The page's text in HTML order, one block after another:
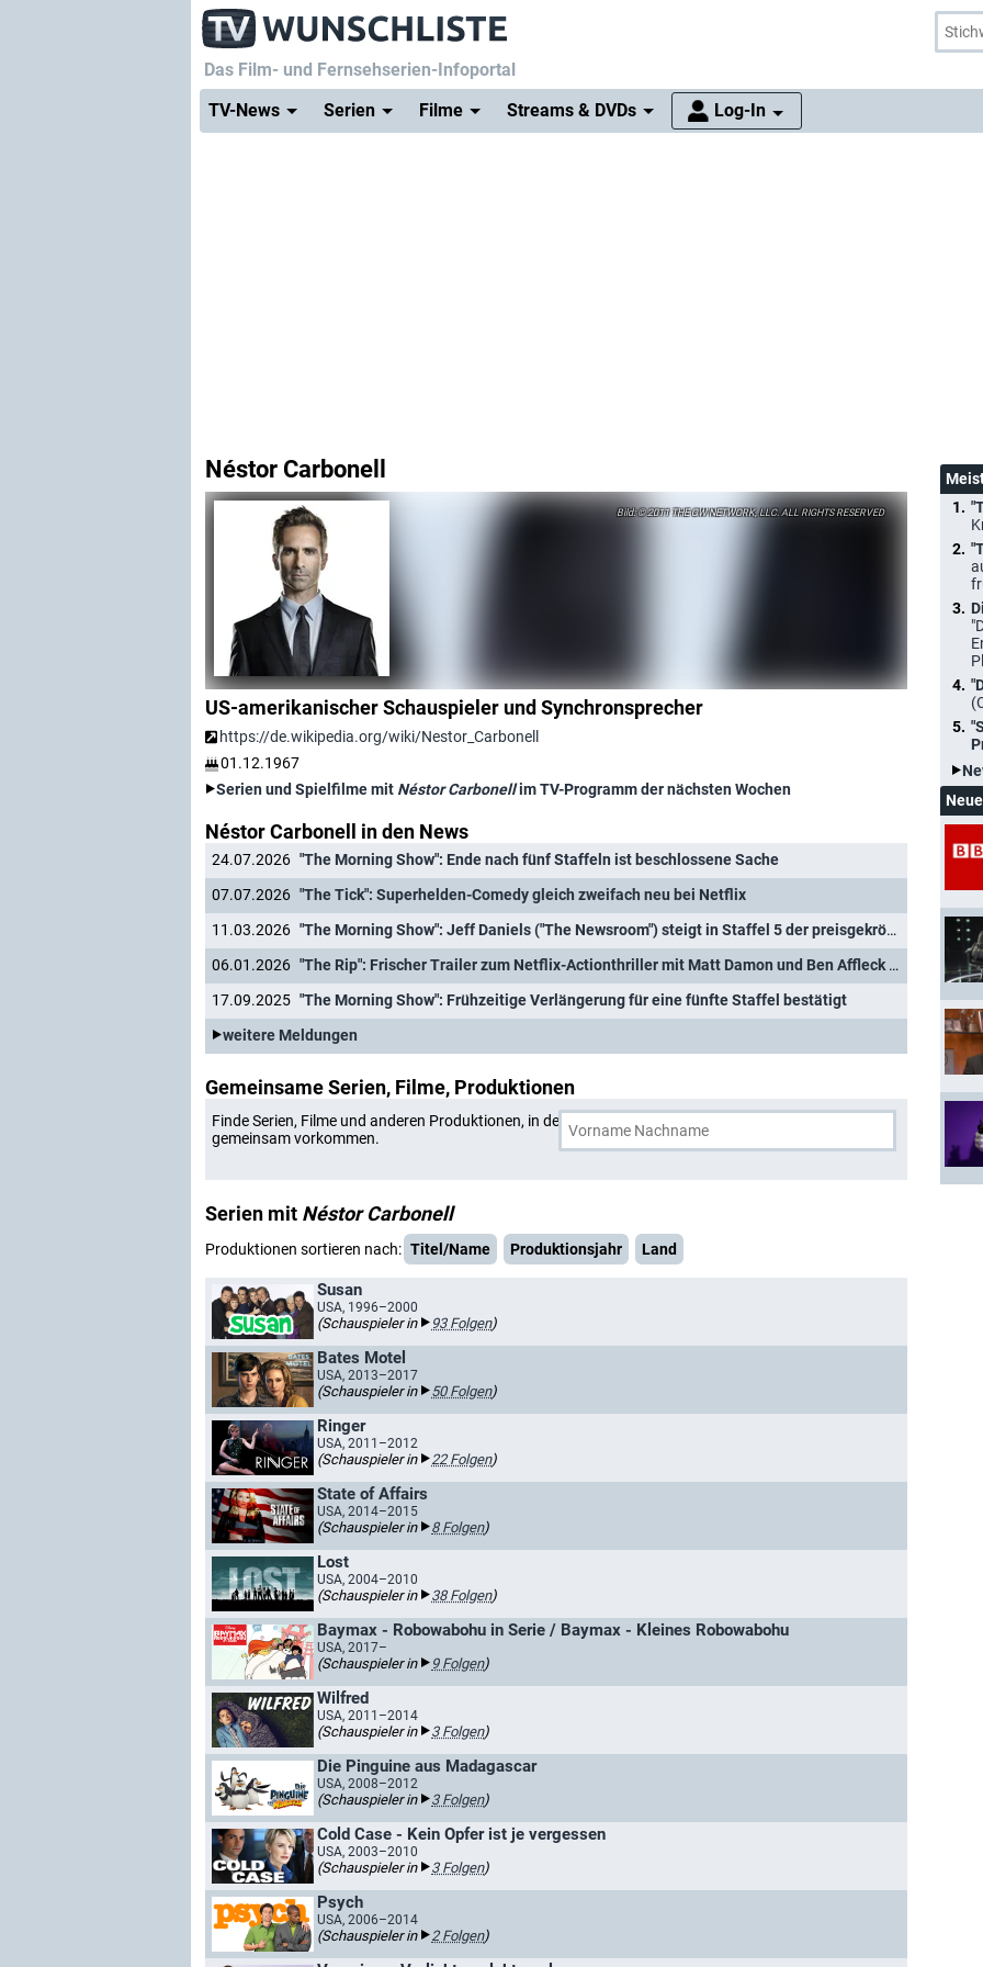
Das Film- und Fernsehserien-Infoportal
TV-News
Serien Filme Streams & DVDs Log-In
Néstor Carbonell
© 2011 THE CW NETWORK, LLC. ALL RIGHTS RESERVED
US-amerikanischer Schauspieler und Synchronsprecher
https://de.wikipedia.org/wiki/Nestor_Carbonell
01.12.1967
Serien und Spielfilme mit Néstor Carbonellim TV-Programm der nächsten Wochen
Néstor Carbonell in den News
24.07.2026 "The Morning Show": Ende nach fünf Staffeln ist beschlossene Sache
07.07.2026 "The Tick": Superhelden-Comedy gleich zweifach neu bei Netflix
11.03.2026
"The Morning Show": Jeff Daniels ("The Newsroom") steigt in Staffel 5 der preisgekrönten Dramedy ein
06.01.2026
"The Rip": Frischer Trailer zum Netflix-Actionthriller mit Matt Damon und Ben Affleck enthüllt
17.09.2025 "The Morning Show": Frühzeitige Verlängerung für eine fünfte Staffel bestätigt
weitere Meldungen
Gemeinsame Serien, Filme, Produktionen
Finde Serien, Filme und anderen Produktionen, in denen Néstor Carbonell
gemeinsam vorkommen.
Serien mit Néstor Carbonell
Produktionen sortieren nach: Titel/Name Produktionsjahr Land
Susan
USA, 1996–2000
(Schauspieler in 93 Folgen)
Bates Motel
USA, 2013–2017
(Schauspieler in 50 Folgen)
Ringer
USA, 2011–2012
(Schauspieler in 22 Folgen)
State of Affairs
USA, 2014–2015
(Schauspieler in 8 Folgen)
Lost
USA, 2004–2010
(Schauspieler in 38 Folgen)
Baymax - Robowabohu in Serie / Baymax - Kleines Robowabohu
USA, 2017–
(Schauspieler in 9 Folgen)
Wilfred
USA, 2011–2014
(Schauspieler in 3 Folgen)
Die Pinguine aus Madagascar
USA, 2008–2012
(Schauspieler in 3 Folgen)
Cold Case - Kein Opfer ist je vergessen
USA, 2003–2010
(Schauspieler in 3 Folgen)
Psych
USA, 2006–2014
(Schauspieler in 2 Folgen)